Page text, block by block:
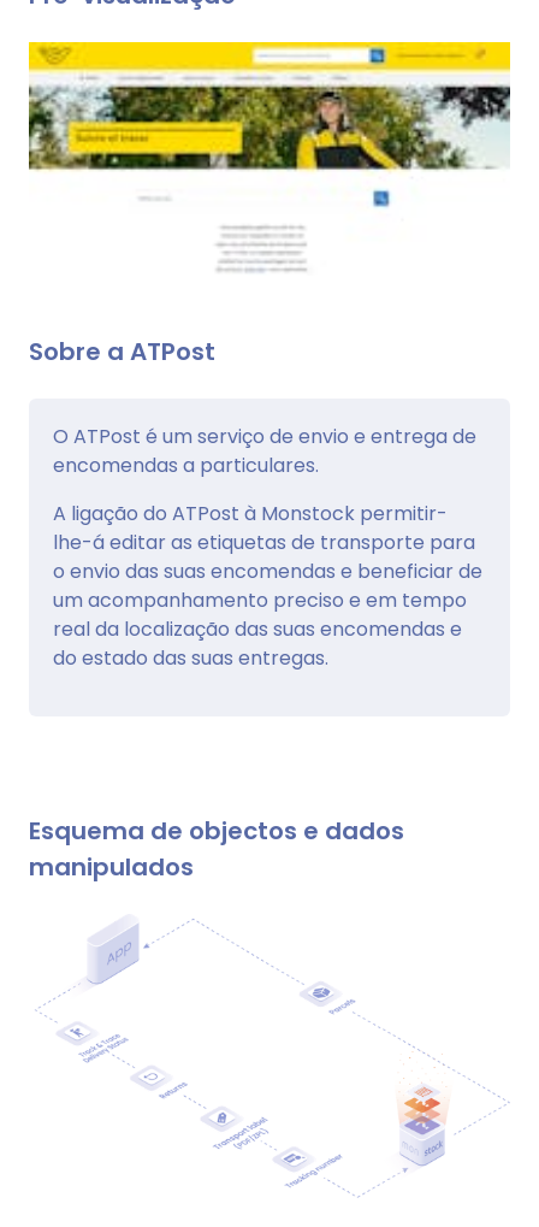
Sobre a ATPost
O ATPost é um serviço de envio e entrega de
encomendas a particulares.
A ligação do ATPost à Monstock permitir-
lhe-á editar as etiquetas de transporte para
o envio das suas encomendas e beneficiar de
um acompanhamento preciso e em tempo
real da localização das suas encomendas e
do estado das suas entregas.
Esquema de objectos e dados
manipulados